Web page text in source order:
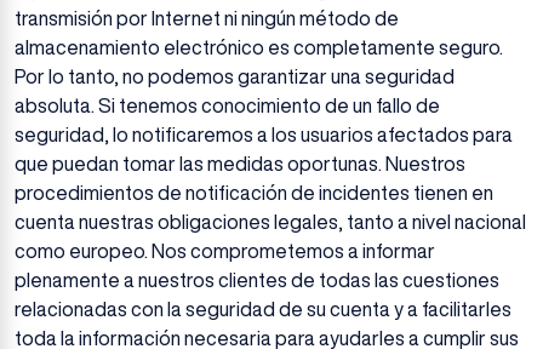
transmisión por Internet ni ningún método de
almacenamiento electrónico es completamente seguro.
Por lo tanto, no podemos garantizar una seguridad
absoluta. Si tenemos conocimiento de un fallo de
seguridad, lo notificaremos a los usuarios afectados para
que puedan tomar las medidas oportunas. Nuestros
procedimientos de notificación de incidentes tienen en
cuenta nuestras obligaciones legales, tanto a nivel nacional
como europeo. Nos comprometemos a informar
plenamente a nuestros clientes de todas las cuestiones
relacionadas con la seguridad de su cuenta y a facilitarles
toda la información necesaria para ayudarles a cumplir sus